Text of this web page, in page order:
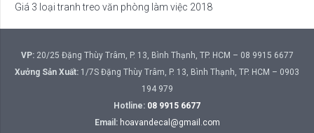
Giá 3 loại tranh treo văn phòng làm việc 2018
VP:20/25 Đặng Thùy Trâm, P. 13, Bình Thạnh, TP. HCM – 08 9915 6677
Xưởng Sản Xuất: 1/7S Đặng Thùy Trâm, P. 13, Bình Thạnh, TP. HCM – 0903
194 979
Hotline: 08 9915 6677
Email: hoavandecal@gmail.com